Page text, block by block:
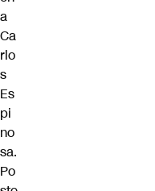
a
Ca
rlo
s
Es
pi
no
sa.
Po